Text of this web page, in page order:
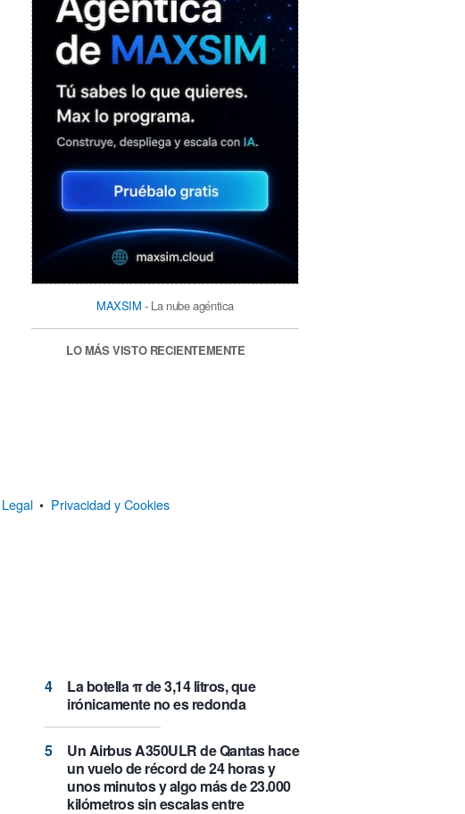
MAXSIM - La nube agéntica
LO MÁS VISTO RECIENTEMENTE
castillos del mundo, clasificados por
La botella π de 3,14 litros, que
irónicamente no es redonda
Un Airbus A350ULR de Qantas hace
un vuelo de récord de 24 horas y
unos minutos y algo más de 23.000
kilómetros sin escalas entre
Legal • Privacidad y Cookies